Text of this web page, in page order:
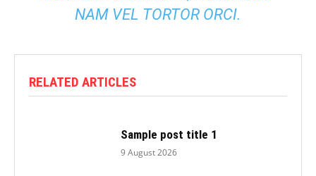
NAM VEL TORTOR ORCI.
RELATED ARTICLES
Sample post title 1
9 August 2026